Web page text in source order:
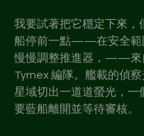
我要試著把它穩定下來，
船停前一點——在安全範
慢慢調整推進器，——來
Tyrnex 編隊。艦載的偵
星域切出一道道螢光，一
要藍船離開並等待審核。